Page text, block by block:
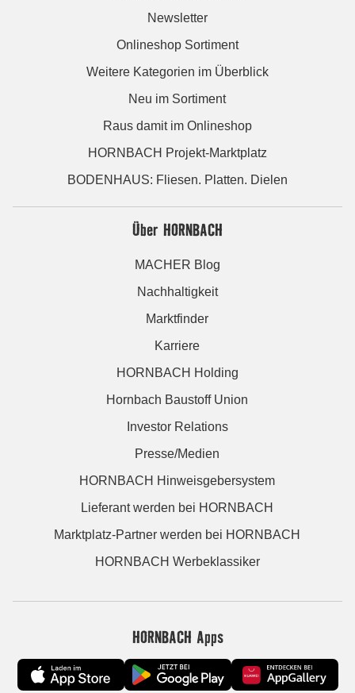
Newsletter
Onlineshop Sortiment
Weitere Kategorien im Überblick
Neu im Sortiment
Raus damit im Onlineshop
HORNBACH Projekt-Marktplatz
BODENHAUS: Fliesen. Platten. Dielen
Über HORNBACH
MACHER Blog
Nachhaltigkeit
Marktfinder
Karriere
HORNBACH Holding
Hornbach Baustoff Union
Investor Relations
Presse/Medien
HORNBACH Hinweisgebersystem
Lieferant werden bei HORNBACH
Marktplatz-Partner werden bei HORNBACH
HORNBACH Werbeklassiker
HORNBACH Apps